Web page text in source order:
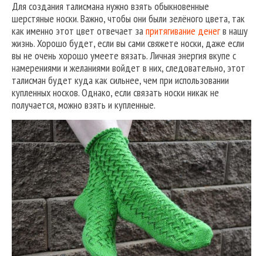
Для создания талисмана нужно взять обыкновенные
шерстяные носки. Важно, чтобы они были зелёного цвета, так
как именно этот цвет отвечает запритягивание денегв нашу
жизнь. Хорошо будет, если вы сами свяжете носки, даже если
вы не очень хорошо умеете вязать. Личная энергия вкупе с
намерениями и желаниями войдет в них, следовательно, этот
талисман будет куда как сильнее, чем при использовании
купленных носков. Однако, если связать носки никак не
получается, можно взять и купленные.